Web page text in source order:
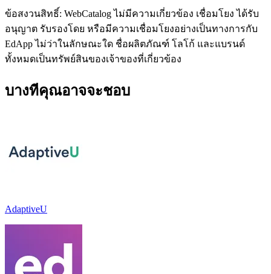
ข้อสงวนสิทธิ์: WebCatalog ไม่มีความเกี่ยวข้อง เชื่อมโยง ได้รับ
อนุญาต รับรองโดย หรือมีความเชื่อมโยงอย่างเป็นทางการกับ
EdApp ไม่ว่าในลักษณะใด ชื่อผลิตภัณฑ์ โลโก้ และแบรนด์
ทั้งหมดเป็นทรัพย์สินของเจ้าของที่เกี่ยวข้อง
บางทีคุณอาจจะชอบ
AdaptiveU